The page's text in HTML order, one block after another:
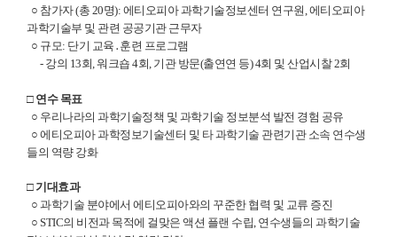
○ 참가자 (총 20명): 에티오피아 과학기술정보센터 연구원, 에티오피아
과학기술부 및 관련 공공기관 근무자
○ 규모: 단기 교육․훈련 프로그램
- 강의 13회, 워크숍 4회, 기관 방문(출연연 등) 4회 및 산업시찰 2회
□ 연수 목표
○ 우리나라의 과학기술정책 및 과학기술 정보분석 발전 경험 공유
○ 에티오피아 과학정보기술센터 및 타 과학기술 관련기관 소속 연수생
들의 역량 강화
□ 기대효과
○ 과학기술 분야에서 에티오피아와의 꾸준한 협력 및 교류 증진
○ STIC의 비전과 목적에 걸맞은 액션 플랜 수립, 연수생들의 과학기술